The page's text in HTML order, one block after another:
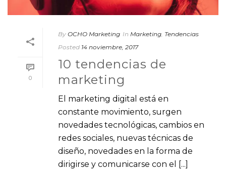
0
By OCHO Marketing In Marketing Tendencias
Posted 14 noviembre, 2017
10 tendencias de
marketing
El marketing digital está en
constante movimiento, surgen
novedades tecnológicas, cambios en
redes sociales, nuevas técnicas de
diseño, novedades en la forma de
dirigirse y comunicarse con el [...]